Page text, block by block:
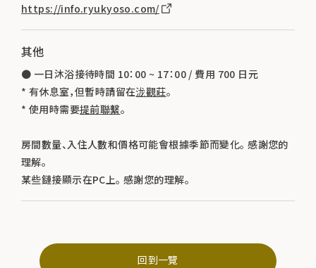
https://info.ryukyoso.com/
其他
● 一日沐浴接待時間 10：00 ~ 17：00 / 費用 700 日元
* 有休息室，但暫時請留在泷觀莊。
* 使用時需要提前聯繫。
房間數量、入住人數和價格可能會根據季節而變化。 感謝您的
理解。
某些鏈接顯示在PC上。 感謝您的理解。
回到一覽